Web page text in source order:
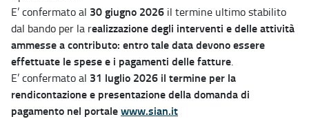
E’ confermato al 30 giugno 2026 il termine ultimo stabilito
dal bando per la realizzazione degli interventi e delle attività
ammesse a contributo: entro tale data devono essere
effettuate le spese e i pagamenti delle fatture.
E’ confermato al 31 luglio 2026 il termine per la
rendicontazione e presentazione della domanda di
pagamento nel portalewww.sian.it